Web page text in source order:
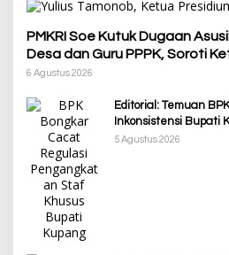
PMKRI Soe Kutuk Dugaan
Desa dan Guru PPPK, Soroti
Penanganan Pemkab TTS
6 Agustus 2026
Editorial: Temuan
Inkonsistensi Bupati
Menjalankan Regulasi
5 Agustus 2026